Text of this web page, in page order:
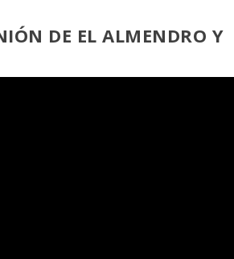
DE EL ALMENDRO Y